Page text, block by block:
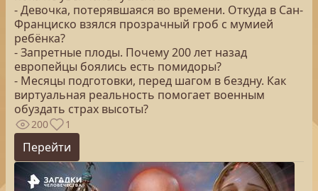
- Девочка, потерявшаяся во времени. Откуда в Сан-
Франциско взялся прозрачный гроб с мумией
ребёнка?
- Запретные плоды. Почему 200 лет назад
европейцы боялись есть помидоры?
- Месяцы подготовки, перед шагом в бездну. Как
виртуальная реальность помогает военным
обуздать страх высоты?
200 1
Перейти